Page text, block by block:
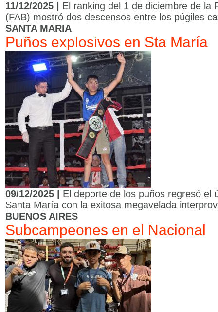
11/12/2025 | El ranking del 1 de diciembre de la
(FAB) mostró dos descensos entre los púgiles
SANTA MARIA
Puños explosivos en Sta María
09/12/2025 | El deporte de los puños regresó el
Santa María con la exitosa megavelada
BUENOS AIRES
Subcampeones en el Nacional